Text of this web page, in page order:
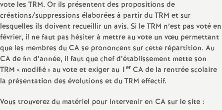
l
d
e
s
vote les TRM. Or ils présentent des propositions de
créations/suppressions élaborées à partir du TRM et sur
lesquelles ils doivent recueillir un avis. Si le TRM n’est pas voté en
février, il ne faut pas hésiter à mettre au vote un vœu permettant
que les membres du CA se prononcent sur cette répartition. Au
CA de fin d’année, il faut que chef d’établissement mette son
TRM «modifié» au vote et exiger au 1er CA de la rentrée scolaire
la présentation des évolutions et du TRM effectif.
Vous trouverez du matériel pour intervenir en CA sur le site :